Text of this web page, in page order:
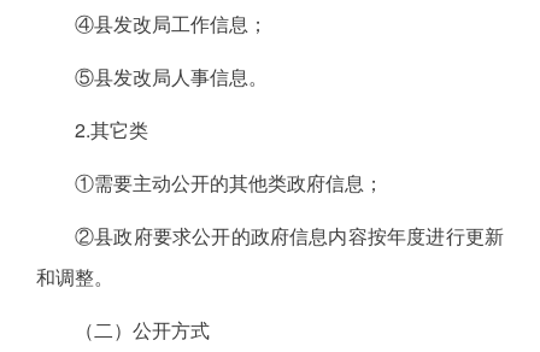
④县发改局工作信息；
⑤县发改局人事信息。
2.其它类
①需要主动公开的其他类政府信息；
②县政府要求公开的政府信息内容按年度进行更新
和调整。
（二）公开方式